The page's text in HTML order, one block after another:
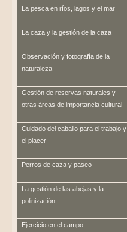
La pesca en ríos, lagos y el mar
La caza y la gestión de la caza
Observación y fotografía de la
naturaleza
Gestión de reservas naturales y
otras áreas de importancia cultural
Cuidado del caballo para el trabajo y
el placer
Perros de caza y paseo
La gestión de las abejas y la
polinización
Ejercicio en el campo